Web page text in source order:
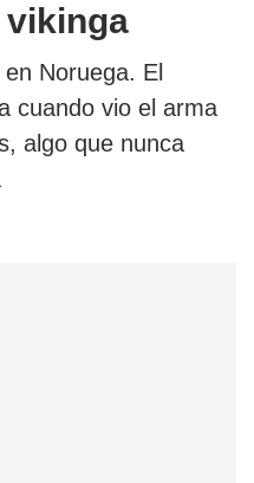
vikinga
Noruega. El
cuando vio el arma
algo que nunca